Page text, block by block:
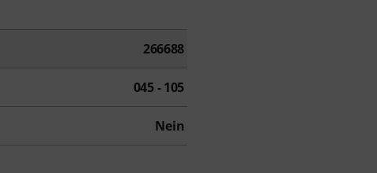
266688
045 - 105
Nein